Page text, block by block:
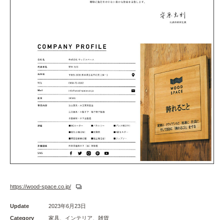
https://wood-space.co.jp/
Update
2023年6月23日
Category
家具、インテリア、雑貨